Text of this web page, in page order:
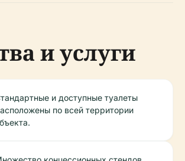
и услуги
и доступные туалеты
по всей территории